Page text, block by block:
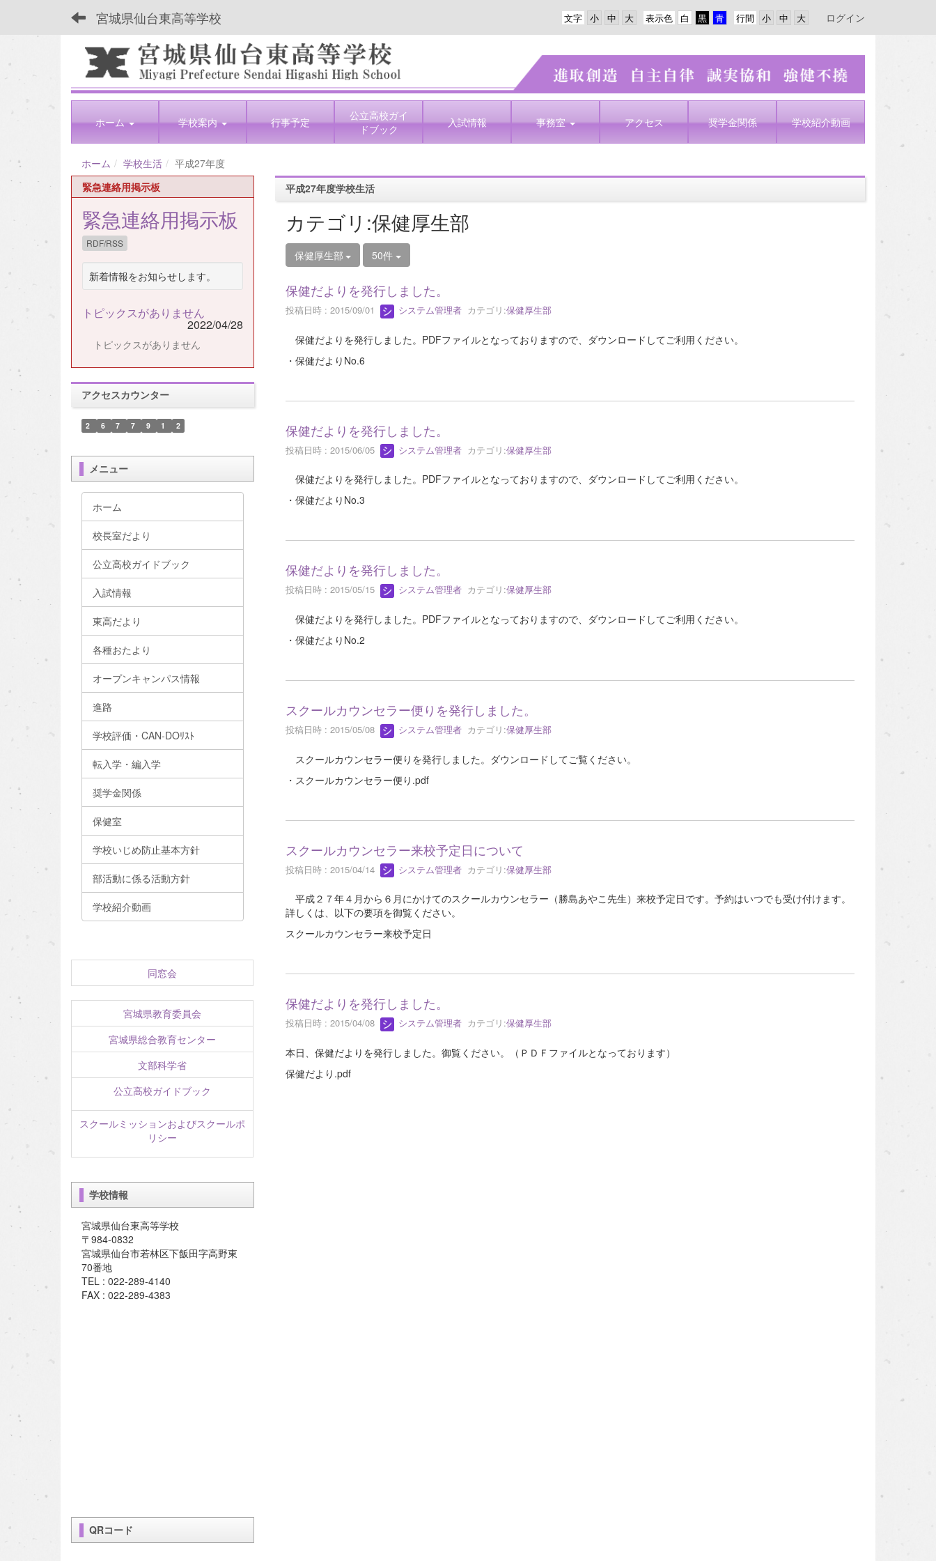
宮城県仙台東高等学校 行間
表示色
文字 ログイン
ホーム 学校案内 行事予定
公立高校ガイ
ドブック
入試情報 事務室 アクセス 奨学金関係 学校紹介動画
ホーム 学校生活
平成27年度
平成27年度学校生活
カテゴリ:保健厚生部
保健厚生部 50件
保健だよりを発行しました。
投稿日時 : 2015/09/01 システム管理者カテゴリ:保健厚生部
保健だよりを発行しました。PDFファイルとなっておりますので、ダウンロードしてご利用ください。
・保健だよりNo.6
保健だよりを発行しました。
投稿日時 : 2015/06/05 システム管理者カテゴリ:保健厚生部
保健だよりを発行しました。PDFファイルとなっておりますので、ダウンロードしてご利用ください。
・保健だよりNo.3
保健だよりを発行しました。
投稿日時 : 2015/05/15 システム管理者カテゴリ:保健厚生部
保健だよりを発行しました。PDFファイルとなっておりますので、ダウンロードしてご利用ください。
・保健だよりNo.2
スクールカウンセラー便りを発行しました。
投稿日時 : 2015/05/08 システム管理者カテゴリ:保健厚生部
スクールカウンセラー便りを発行しました。ダウンロードしてご覧ください。
・スクールカウンセラー便り.pdf
スクールカウンセラー来校予定日について
投稿日時 : 2015/04/14 システム管理者カテゴリ:保健厚生部
平成２７年４月から６月にかけてのスクールカウンセラー（勝島あやこ先生）来校予定日です。予約はいつでも受け付けます。
詳しくは、以下の要項を御覧ください。
スクールカウンセラー来校予定日
保健だよりを発行しました。
投稿日時 : 2015/04/08 システム管理者カテゴリ:保健厚生部
本日、保健だよりを発行しました。御覧ください。（ＰＤＦファイルとなっております）
保健だより.pdf
緊急連絡用掲示板
緊急連絡用掲示板
RDF/RSS
新着情報をお知らせします。
トピックスがありません
2022/04/28
トピックスがありません
アクセスカウンター
2 6 7 7 9 1 2
メニュー
ホーム
校長室だより
公立高校ガイドブック
入試情報
東高だより
各種おたより
オープンキャンパス情報
進路
学校評価・CAN-DOﾘｽﾄ
転入学・編入学
奨学金関係
保健室
学校いじめ防止基本方針
部活動に係る活動方針
学校紹介動画
同窓会
宮城県教育委員会
宮城県総合教育センター
文部科学省
公立高校ガイドブック
スクールミッションおよびスクールポ
リシー
学校情報
宮城県仙台東高等学校
〒984-0832
宮城県仙台市若林区下飯田字高野東
70番地
TEL : 022-289-4140
FAX : 022-289-4383
QRコード